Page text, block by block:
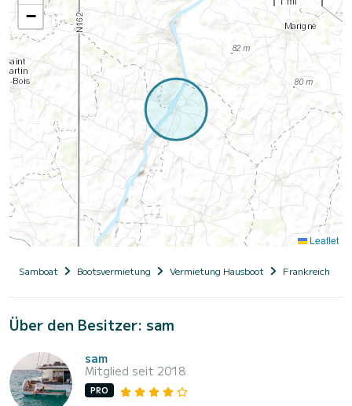
−
Leaflet
Samboat Bootsvermietung Vermietung Hausboot Frankreich
Über den Besitzer: sam
sam
Mitglied seit 2018
PRO